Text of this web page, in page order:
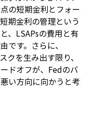
の短期金利とフォー
期金利の管理という
、LSAPsの費用と有
です。さらに、
クを生み出す限り、
ドオフが、Fedのバ
い方向に向かうと考